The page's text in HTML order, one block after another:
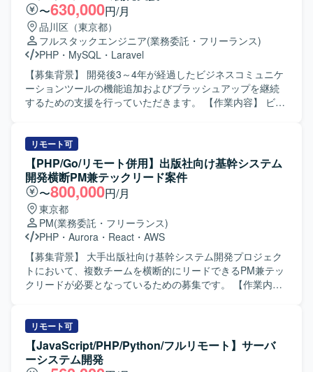
〜630,000円/月
品川区（東京都）
フルスタックエンジニア(業務委託・フリーランス)
PHP ・ MySQL ・ Laravel
【募集背景】 開発後3～4年が経過したビジネスコミュニケ
ーションツールの機能追加およびブラッシュアップを継続
するための支援を行っていただきます。 【作業内容】 ビジ
基本設計からテストまで一貫してご担当いただきます。既
存機能の改善や追加開発を行い、ベンチマークを重視しな
がら機能よりも速度を落とさないようパフォーマンスを意
識した開発を行っていただきます。また、週1回のミーティ
ングで開発要望の優先度を決定し、それに基づいて実装・
改修を進めていただきます。 【求める人物像】 Webアプ
リ・ネイティブアプリ双方の特性を理解し、フロントエン
ドからバックエンド、DBまで一貫した開発に主体的に取り
組んでいただける方を求めています。既存システムのブラ
ッシュアップにおいて、速度やパフォーマンスを意識した
改善提案ができる方です。チーム内のミーティングでの優
の魅力】 チャット、タスク管理、資料管理など多機能なビ
ジネスコミュニケーションツールの開発に携わることで、
Webアプリとネイティブアプリ双方の知見を深めることが
できます。フロントエンドからバックエンド、DBまで一貫
リモート可
【PHP/Go/リモート併用】出版社向け基幹システム
開発横断PM兼テックリード案件
〜800,000円/月
東京都
PM(業務委託・フリーランス)
PHP ・ Aurora ・ React ・ AWS
【募集背景】 大手出版社向け基幹システム開発プロジェク
トにおいて、複数チームを横断的にリードできるPM兼テッ
クリードが必要となっているための募集です。 【作業内
いただきます。 コードレビューを含む技術的な品質管理を
行っていただきます。 テストシナリオの策定・管理を実施
していただきます。 【求める人物像】 技術とマネジメント
の両面からプロジェクトをリードできる方を求めていま
リモート可
【JavaScript/PHP/Python/フルリモート】サーバ
ーシステム開発